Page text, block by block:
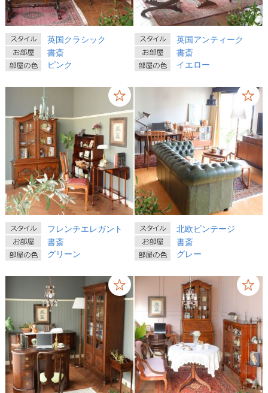
英国クラシック
書斎
ピンク
英国アンティーク
書斎
イエロー
フレンチエレガント
書斎
グリーン
北欧ビンテージ
書斎
グレー